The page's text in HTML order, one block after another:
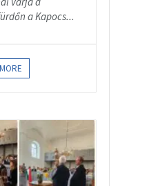
a Kapocs...